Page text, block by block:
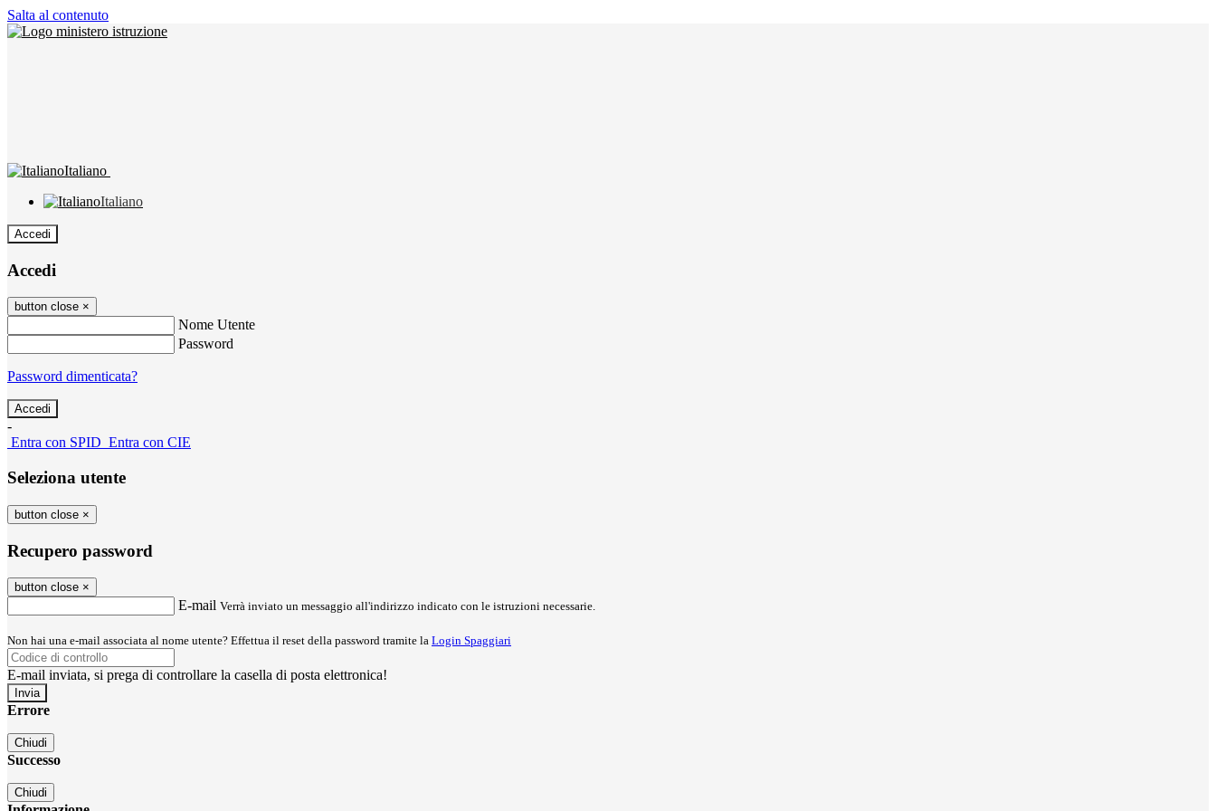
Salta al contenuto
Italiano
Italiano
Accedi
Accedi
button close ×
Nome Utente
Password
Password dimenticata?
-
Entra con SPID Entra con CIE
Seleziona utente
button close ×
Recupero password
button close ×
E-mail Verrà inviato un messaggio all'indirizzo indicato con le istruzioni necessarie.
Non hai una e-mail associata al nome utente? Effettua il reset della password tramite la Login Spaggiari
E-mail inviata, si prega di controllare la casella di posta elettronica!
Errore
Chiudi
Successo
Chiudi